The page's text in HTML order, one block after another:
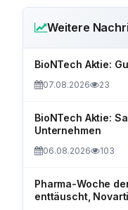
Weitere
BioNTech Aktie:
07.08.2026 23
BioNTech Aktie:
Unternehmen
06.08.2026 103
Pharma-Woche
enttäuscht,